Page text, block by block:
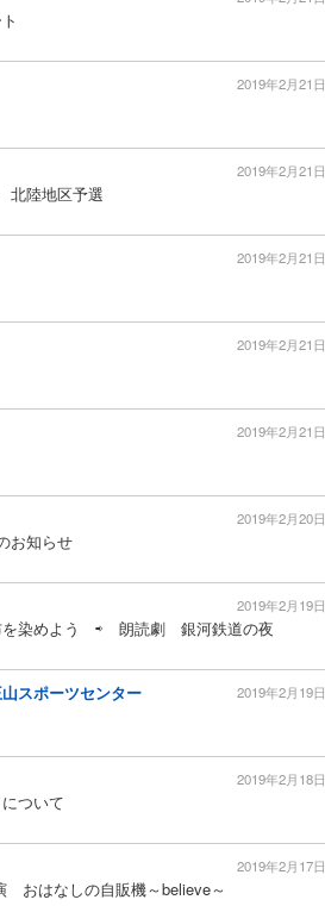
2019年2月21日
2019年2月21日
北陸地区予選
2019年2月21日
2019年2月21日
2019年2月21日
2019年2月20日
お知らせ
2019年2月19日
を染めよう ⇨ 朗読劇 銀河鉄道の夜
2019年2月19日
スポーツセンター
2019年2月18日
ついて
2019年2月17日
おはなしの自販機～believe～